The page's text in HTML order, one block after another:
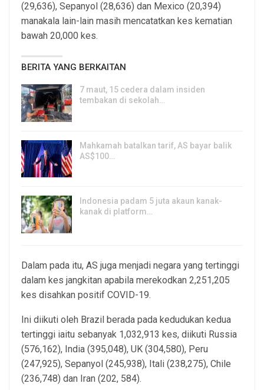
(29,636), Sepanyol (28,636) dan Mexico (20,394)
manakala lain-lain masih mencatatkan kes kematian
bawah 20,000 kes.
BERITA YANG BERKAITAN
7 maut, 15 cedera dalam insiden
tembakan di sekolah…
Mahkamah batalkan tarif, AS bayar balik
AS$100…
Indonesia padam 5 juta akaun kanak-
kanak di platform…
Dalam pada itu, AS juga menjadi negara yang tertinggi
dalam kes jangkitan apabila merekodkan 2,251,205
kes disahkan positif COVID-19.
Ini diikuti oleh Brazil berada pada kedudukan kedua
tertinggi iaitu sebanyak 1,032,913 kes, diikuti Russia
(576,162), India (395,048), UK (304,580), Peru
(247,925), Sepanyol (245,938), Itali (238,275), Chile
(236,748) dan Iran (202, 584).